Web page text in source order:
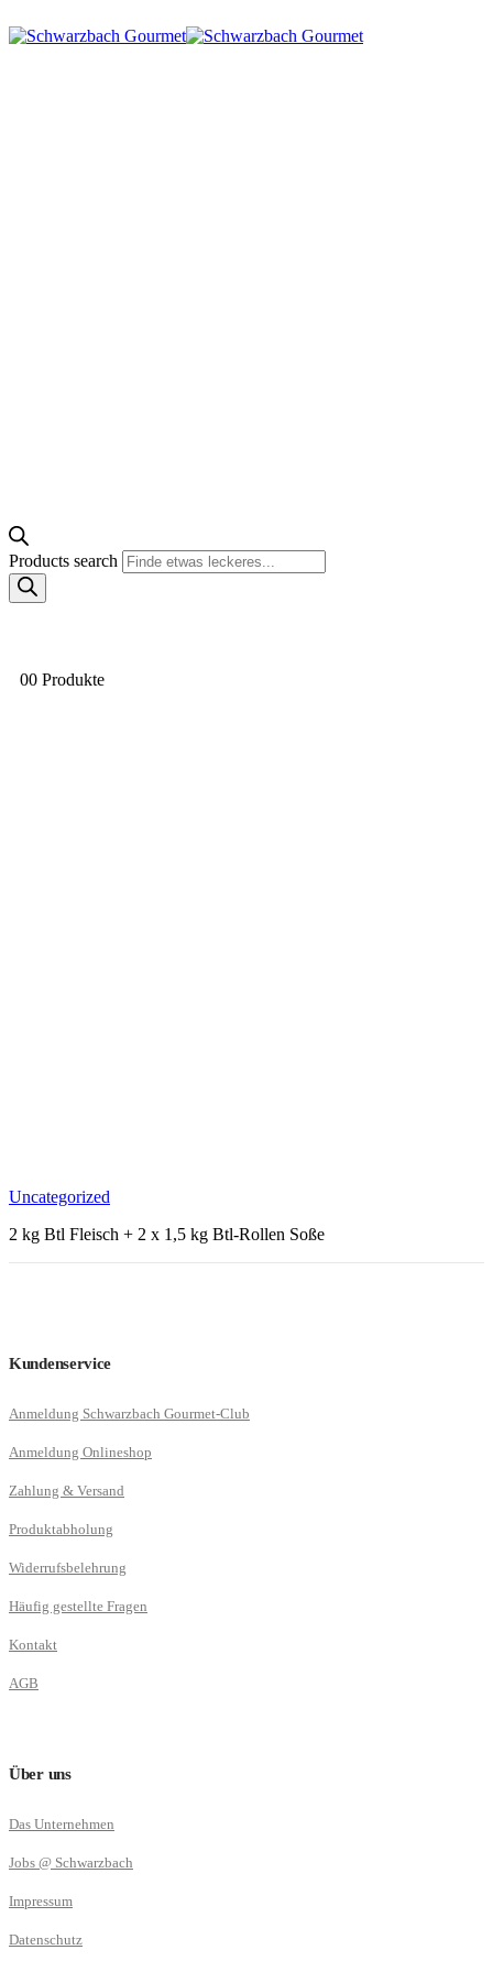
Products search
00 Produkte
Uncategorized
2 kg Btl Fleisch + 2 x 1,5 kg Btl-Rollen Soße
Kundenservice
Anmeldung Schwarzbach Gourmet-Club
Anmeldung Onlineshop
Zahlung & Versand
Produktabholung
Widerrufsbelehrung
Häufig gestellte Fragen
Kontakt
AGB
Über uns
Das Unternehmen
Jobs @ Schwarzbach
Impressum
Datenschutz